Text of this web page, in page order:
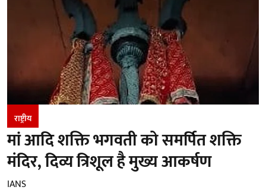
राष्ट्रीय
मां आदि शक्ति भगवती को समर्पित शक्ति
मंदिर, दिव्य त्रिशूल है मुख्य आकर्षण
IANS